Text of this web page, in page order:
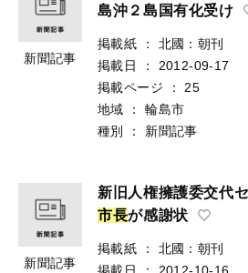
新聞記事
島沖２島国有化受け
掲載紙 ：
北國：朝刊
掲載日
：
2012-09-17
掲載ページ
：
25
地域
：
輪島市
種別
： 新聞記事
新聞記事
新旧人権擁護委交代
市長が感謝状
掲載紙 ：
北國：朝刊
掲載日
：
2012-10-16